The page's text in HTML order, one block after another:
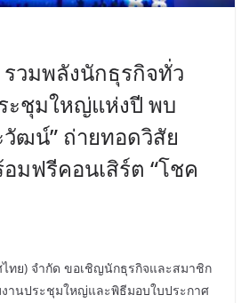
รวมพลังนักธุรกิจทั่ว
ะชุมใหญ่แห่งปี พบ
วัฒน์” ถ่ายทอดวิสัย
มฟรีคอนเสิร์ต “โชค
ทย) จำกัด ขอเชิญนักธุรกิจและสมาชิก
านประชุมใหญ่และพิธีมอบใบประกาศ